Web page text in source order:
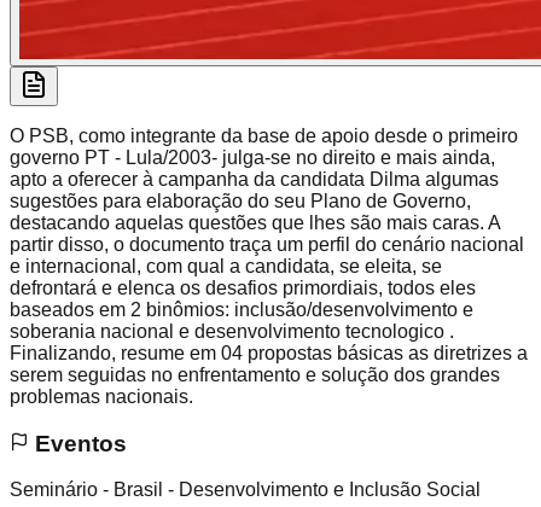
O PSB, como integrante da base de apoio desde o primeiro
governo PT - Lula/2003- julga-se no direito e mais ainda,
apto a oferecer à campanha da candidata Dilma algumas
sugestões para elaboração do seu Plano de Governo,
destacando aquelas questões que lhes são mais caras. A
partir disso, o documento traça um perfil do cenário nacional
e internacional, com qual a candidata, se eleita, se
defrontará e elenca os desafios primordiais, todos eles
baseados em 2 binômios: inclusão/desenvolvimento e
soberania nacional e desenvolvimento tecnologico .
Finalizando, resume em 04 propostas básicas as diretrizes a
serem seguidas no enfrentamento e solução dos grandes
problemas nacionais.
Eventos
Seminário - Brasil - Desenvolvimento e Inclusão Social